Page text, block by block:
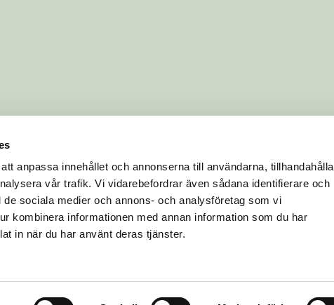
anpassa innehållet och annonserna till användarna, tillhandahålla
vår trafik. Vi vidarebefordrar även sådana identifierare och
sociala medier och annons- och analysföretag som vi
kombinera informationen med annan information som du har
in när du har använt deras tjänster.